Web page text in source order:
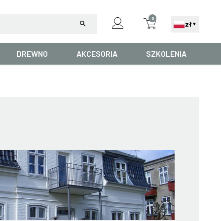
search
0
zł▼
DREWNO AKCESORIA SZKOLENIA